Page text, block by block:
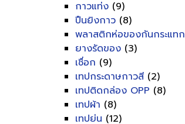
กาวแท่ง (9)
ปืนยิงกาว (8)
พลาสติกห่อของกันกระแทก
ยางรัดของ (3)
เชื่อก (9)
เทปกระดาษกาวสี (2)
เทปติดกล่อง OPP (8)
เทปผ้า (8)
เทปย่น (12)